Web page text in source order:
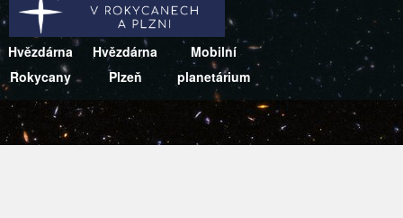
Hvězdárna
Rokycany
Hvězdárna
Plzeň
Mobilní
planetárium